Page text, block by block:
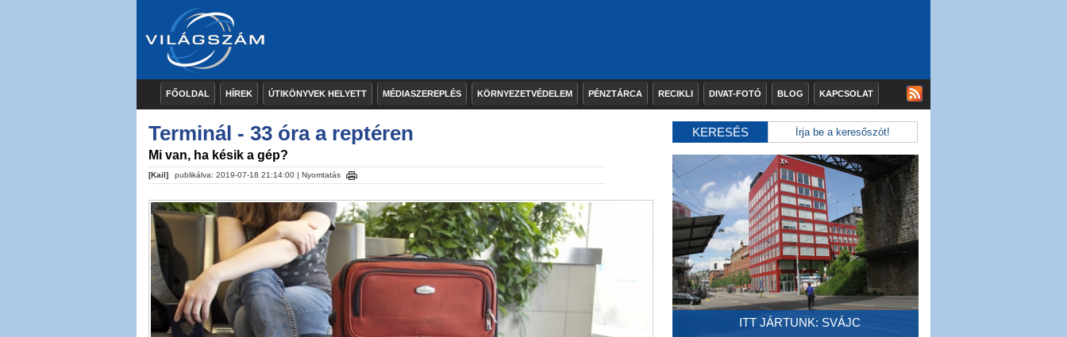
FŐOLDAL HÍREK ÚTIKÖNYVEK HELYETT MÉDIASZEREPLÉS KÖRNYEZETVÉDELEM PÉNZTÁRCA RECIKLI DIVAT-FOTÓ BLOG KAPCSOLAT
Terminál - 33 óra a reptéren
Mi van, ha késik a gép?
[Kail] publikálva: 2019-07-18 21:14:00 | Nyomtatás
KERESÉS
ITT JÁRTUNK: SVÁJC